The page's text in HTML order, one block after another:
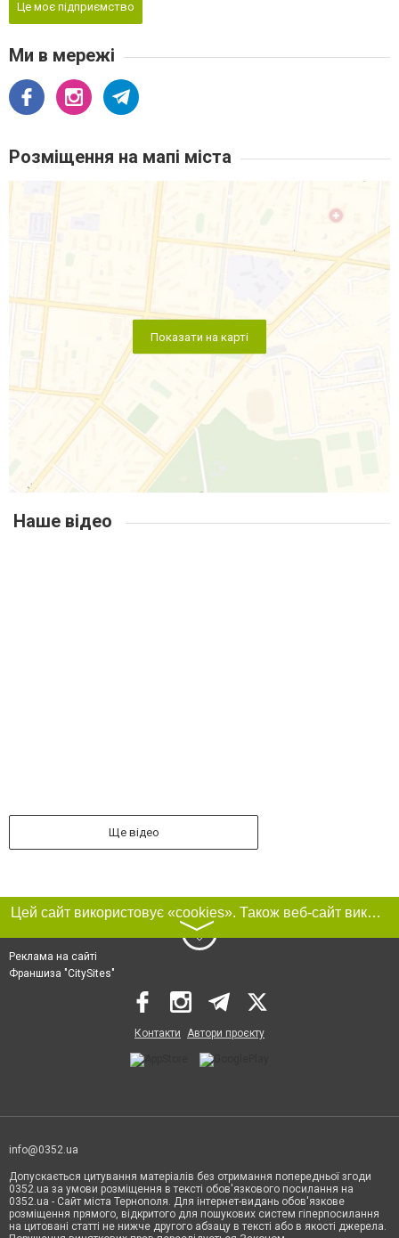
Це моє підприємство
Ми в мережі
Розміщення на мапі міста
Показати на карті
Наше відео
Ще відео
Цей сайт використовує «cookies». Також веб-сайт використовує інтернет-сервіс для збору технічних даних стосовно відвідувачів з метою отримання маркетингової та статистичної інформації. Умови обробки даних відвідувачів сайту див.
〉
Реклама на сайті
Франшиза "CitySites"
Контакти Автори проєкту
info@0352.ua
Допускається цитування матеріалів без отримання попередньої згоди
0352.ua за умови розміщення в тексті обов'язкового посилання на
0352.ua - Сайт міста Тернополя. Для інтернет-видань обов'язкове
розміщення прямого, відкритого для пошукових систем гіперпосилання
на цитовані статті не нижче другого абзацу в тексті або в якості джерела.